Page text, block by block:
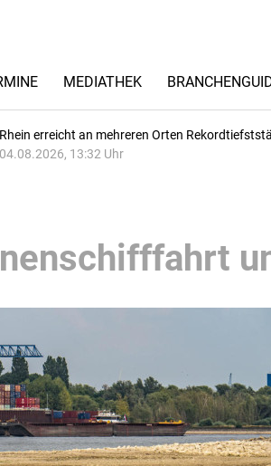
MEDIATHEK
Rhein erreicht an mehreren Orten
04.08.2026, 13:32 Uhr